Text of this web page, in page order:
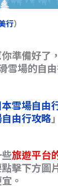
行）
準備好了
雪場的自
雪場自由
由行攻略」
旅遊平台
擊下方圖
。